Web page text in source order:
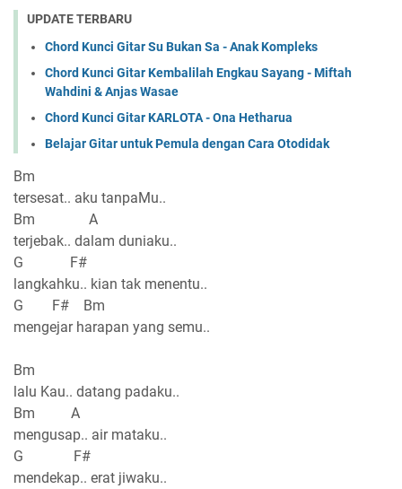
UPDATE TERBARU
Chord Kunci Gitar Su Bukan Sa - Anak Kompleks
Chord Kunci Gitar Kembalilah Engkau Sayang - Miftah
Wahdini & Anjas Wasae
Chord Kunci Gitar KARLOTA - Ona Hetharua
Belajar Gitar untuk Pemula dengan Cara Otodidak
Bm
tersesat.. aku tanpaMu..
Bm A
terjebak.. dalam duniaku..
G F#
langkahku.. kian tak menentu..
G F# Bm
mengejar harapan yang semu..
Bm
lalu Kau.. datang padaku..
Bm A
mengusap.. air mataku..
G F#
mendekap.. erat jiwaku..